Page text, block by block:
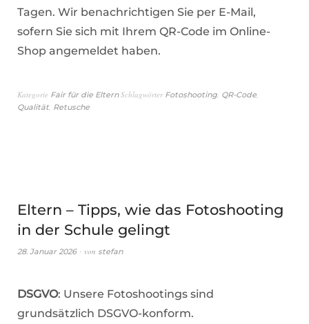
Tagen. Wir benachrichtigen Sie per E-Mail,
sofern Sie sich mit Ihrem QR-Code im Online-
Shop angemeldet haben.
Kategorie Fair für die Eltern Schlagwörter Fotoshooting QR-Code
Qualität Retusche
Eltern – Tipps, wie das Fotoshooting
in der Schule gelingt
28. Januar 2026 von stefan
DSGVO: Unsere Fotoshootings sind
grundsätzlich DSGVO-konform.